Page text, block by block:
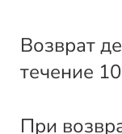
Возврат
течение
При